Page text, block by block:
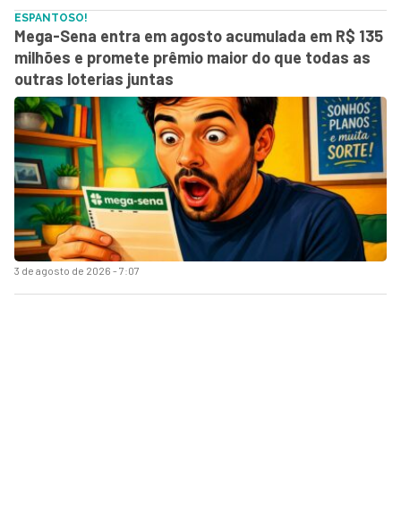
3 de agosto de 2026 - 7:07
ESPANTOSO!
Mega-Sena entra em agosto acumulada em R$ 135
milhões e promete prêmio maior do que todas as
outras loterias juntas